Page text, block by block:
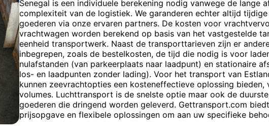
Senegal is een individuele berekening nodig vanwege de lange
complexiteit van de logistiek. We garanderen echter altijd
goederen via onze ervaren partners. De kosten voor
vrachtwagen worden berekend op basis van het vastgestelde
eenheid transportwerk. Naast de transporttarieven zijn er
inbegrepen, zoals de bestelkosten, de tijd die nodig is voor
nulafstanden (van parkeerplaats naar laadpunt) en stationaire
los- en laadpunten zonder lading). Voor het transport van
kunnen zeevrachtopties een kosteneffectieve oplossing
volumes. Luchttransport is de snelste optie maar ook de
goederen die dringend worden geleverd. Gettransport.com
prijsopgave en flexibele oplossingen om aan uw specifieke